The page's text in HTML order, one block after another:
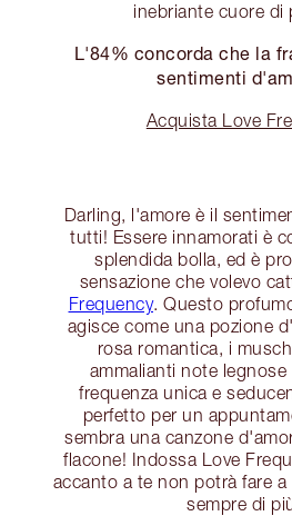
inebriante cuore di
L'84% concorda che la
sentimenti
Acquista Love
Darling, l'amore è il
tutti! Essere innamorati è
splendida bolla, ed è
sensazione che volevo
Frequency. Questo
agisce come una pozione
rosa romantica, i
ammalianti note legnose
frequenza unica e
perfetto per un
sembra una canzone
flacone! Indossa Love
accanto a te non potrà fare a
sempre di